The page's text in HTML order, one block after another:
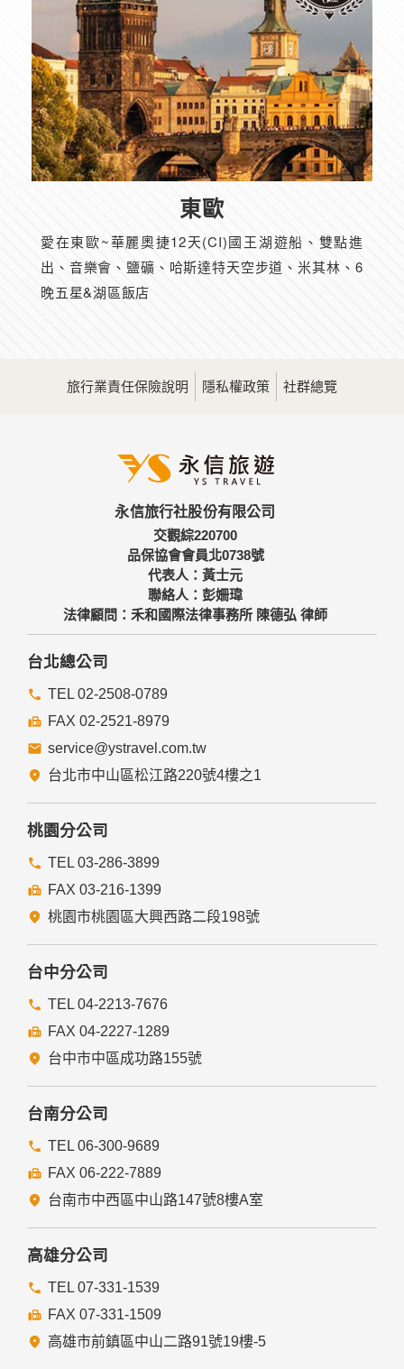
東歐
愛在東歐~華麗奧捷12天(CI)國王湖遊船、雙點進
出、音樂會、鹽礦、哈斯達特天空步道、米其林、6
晚五星&湖區飯店
旅行業責任保險說明 隱私權政策 社群總覽
永信旅行社股份有限公司
交觀綜220700
品保協會會員北0738號
代表人：黃士元
聯絡人：彭姍瑋
法律顧問：禾和國際法律事務所 陳德弘 律師
台北總公司
TEL 02-2508-0789
FAX 02-2521-8979
service@ystravel.com.tw
台北市中山區松江路220號4樓之1
桃園分公司
TEL 03-286-3899
FAX 03-216-1399
桃園市桃園區大興西路二段198號
台中分公司
TEL 04-2213-7676
FAX 04-2227-1289
台中市中區成功路155號
台南分公司
TEL 06-300-9689
FAX 06-222-7889
台南市中西區中山路147號8樓A室
高雄分公司
TEL 07-331-1539
FAX 07-331-1509
高雄市前鎮區中山二路91號19樓-5